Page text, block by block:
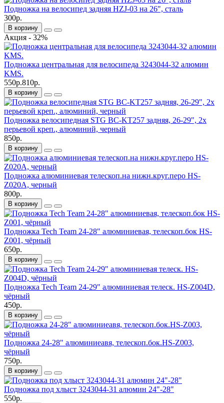
Подножка на велосипед задняя HZJ-03 на 26", сталь
300р.
В корзину
Акция - 32%
Подножка центральная для велосипеда 3243044-32 алюмин
KMS.
550р.810р.
В корзину
Подножка велосипедная STG BC-KT257 задняя, 26-29", 2х
перьевой креп., алюминий, черный
850р.
В корзину
Подножка алюминиевая телескоп.на нижн.круг.перо HS-
Z020A, черный
800р.
В корзину
Подножка Tech Team 24-28" алюминиевая, телескоп.бок HS-
Z001, чёрный
650р.
В корзину
Подножка Tech Team 24-29" алюминиевая телеск. HS-Z004D,
чёрный
450р.
В корзину
Подножка 24-28" алюминиеавя, телескоп.бок.HS-Z003,
чёрный
750р.
В корзину
Подножка под хлыст 3243044-31 алюмин 24"-28"
550р.